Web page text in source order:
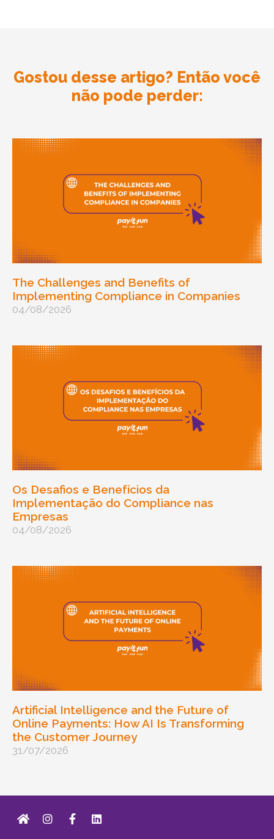
Gostou desse artigo? Então você
não pode perder:
The Challenges and Benefits of
Implementing Compliance in Companies
04/08/2026
Os Desafios e Benefícios da
Implementação do Compliance nas
Empresas
04/08/2026
Artificial Intelligence and the Future of
Online Payments: How AI Is Transforming
the Customer Journey
31/07/2026